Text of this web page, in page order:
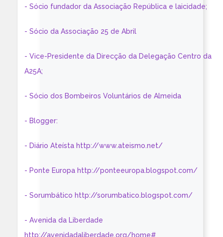
- Sócio fundador da Associação República e laicidade;
- Sócio da Associação 25 de Abril
- Vice-Presidente da Direcção da Delegação Centro da
A25A;
- Sócio dos Bombeiros Voluntários de Almeida
- Blogger:
- Diário Ateísta http://www.ateismo.net/
- Ponte Europa http://ponteeuropa.blogspot.com/
- Sorumbático http://sorumbatico.blogspot.com/
- Avenida da Liberdade
http://avenidadaliberdade.org/home#